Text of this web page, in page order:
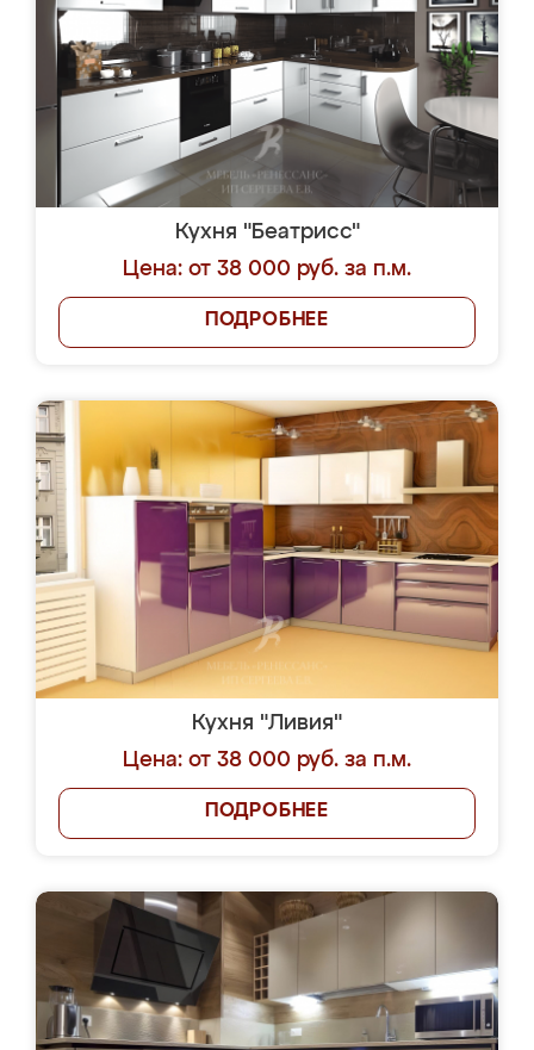
Кухня "Беатрисс"
Цена: от 38 000 руб. за п.м.
ПОДРОБНЕЕ
Кухня "Ливия"
Цена: от 38 000 руб. за п.м.
ПОДРОБНЕЕ